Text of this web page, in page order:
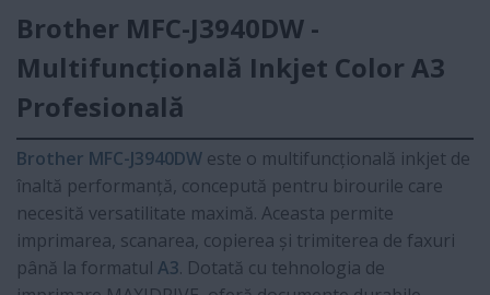
Brother MFC-J3940DW -
Multifuncțională Inkjet Color A3
Profesională
Brother MFC-J3940DW este o multifuncțională inkjet de
înaltă performanță, concepută pentru birourile care
necesită versatilitate maximă. Aceasta permite
imprimarea, scanarea, copierea și trimiterea de faxuri
până la formatul A3. Dotată cu tehnologia de